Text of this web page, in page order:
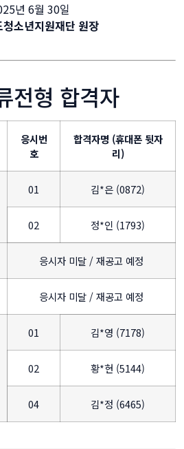
년 6월 30일
청소년지원재단 원장
전형 합격자
응시번
호
합격자명 (휴대폰 뒷자
리)
01 김*은 (0872)
02 정*인 (1793)
응시자 미달 / 재공고 예정
응시자 미달 / 재공고 예정
01 김*영 (7178)
02 황*현 (5144)
04 김*정 (6465)